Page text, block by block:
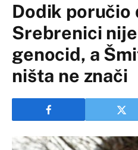
Dodik poručio
Srebrenici
genocid, a
ništa ne znači